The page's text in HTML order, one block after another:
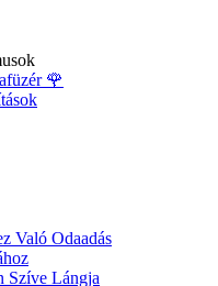
🌹
Való Odaadás
Szíve Lángja